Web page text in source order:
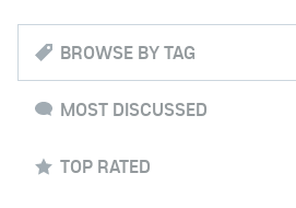
BROWSE BY TAG
MOST DISCUSSED
TOP RATED